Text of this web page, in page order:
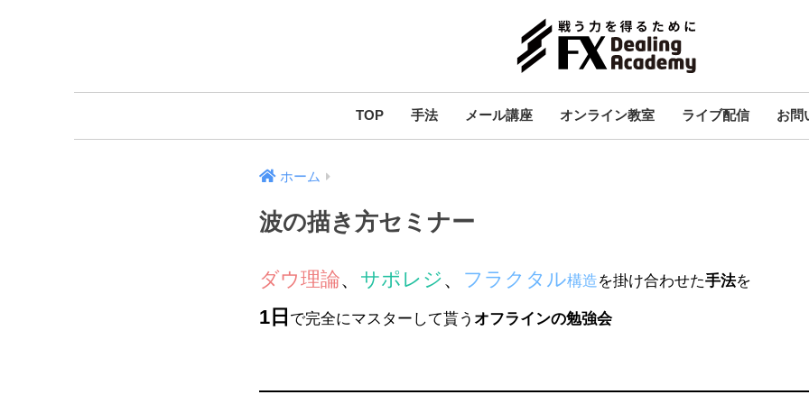
TOP 手法 メール講座 オンライン教室 ライブ配信 お問
ホーム
波の描き方セミナー
ダウ理論、 サポレジ、 フラクタル構造を掛け合わせた手法を
1日 で完全にマスターして貰う オフラインの勉強会